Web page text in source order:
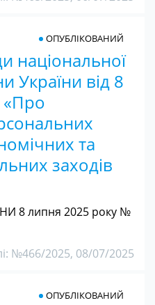
національної
України від 8
«Про
та
заходів
ОПУБЛІКОВАНИЙ
8 липня 2025 року №
№466/2025, 08/07/2025
ОПУБЛІКОВАНИЙ